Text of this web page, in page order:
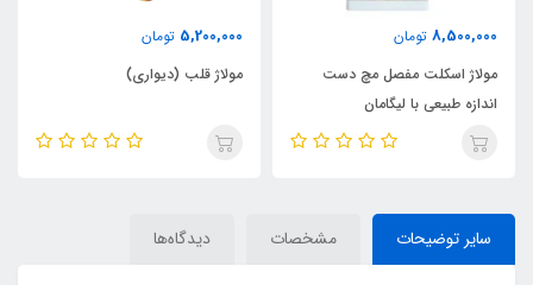
8,500,000 تومان
مولاژ اسکلت مفصل مچ دست
اندازه طبیعی با لیگامان
5,200,000 تومان
مولاژ قلب (دیواری)
سایر توضیحات مشخصات دیدگاه‌ها